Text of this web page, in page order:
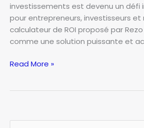
investissements est devenu un défi
pour entrepreneurs, investisseurs et
calculateur de ROI proposé par
comme une solution puissante et
Optimisez
calculateur
Read More »